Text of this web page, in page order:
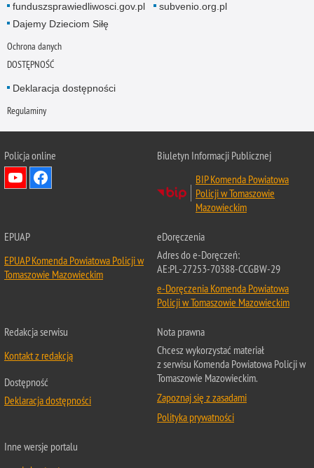
funduszsprawiedliwosci.gov.pl
subvenio.org.pl
Dajemy Dzieciom Siłę
Ochrona danych
DOSTĘPNOŚĆ
Deklaracja dostępności
Regulaminy
Policja online
Biuletyn Informacji Publicznej
BIP Komenda Powiatowa
Policji w Tomaszowie
Mazowieckim
EPUAP
EPUAP Komenda Powiatowa Policji w
Tomaszowie Mazowieckim
eDoręczenia
Adres do e-Doręczeń:
AE:PL-27253-70388-CCGBW-29
e-Doręczenia Komenda Powiatowa
Policji w Tomaszowie Mazowieckim
Redakcja serwisu
Kontakt z redakcją
Dostępność
Deklaracja dostępności
Nota prawna
Chcesz wykorzystać materiał
z serwisu Komenda Powiatowa Policji w
Tomaszowie Mazowieckim.
Zapoznaj się z zasadami
Polityka prywatności
Inne wersje portalu